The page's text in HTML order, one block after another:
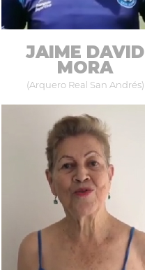
JAIME DAVID
MORA
(Arquero Real San Andrés)